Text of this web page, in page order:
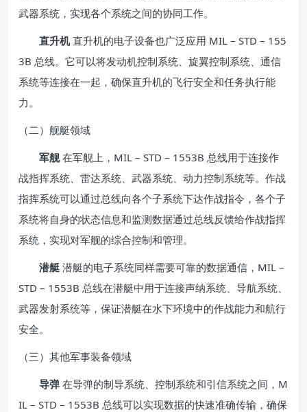
武器系统，实现各个系统之间的协同工作。
直升机直升机的电子设备也广泛应用 MIL – STD – 155
3B 总线。它可以将发动机控制系统、旋翼控制系统、通信
系统等连接在一起，确保直升机的飞行安全和任务执行能
力。
（二）舰艇领域
军舰在军舰上，MIL – STD – 1553B 总线用于连接作
战指挥系统、雷达系统、武器系统、动力控制系统等。作战
指挥系统可以通过总线向各个子系统下达作战指令，各个子
系统将自身的状态信息和监测数据通过总线反馈给作战指挥
系统，实现对军舰的综合控制和管理。
潜艇 潜艇的电子系统同样需要可靠的数据通信，MIL –
STD – 1553B 总线在潜艇中用于连接声纳系统、导航系统、
武器发射系统等，保证潜艇在水下环境中的作战能力和航行
安全。
（三）其他军事装备领域
导弹 在导弹的制导系统、控制系统和引信系统之间，M
IL – STD – 1553B 总线可以实现数据的快速准确传输，确保